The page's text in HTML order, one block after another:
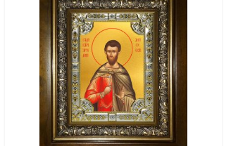
особое благословение небесному